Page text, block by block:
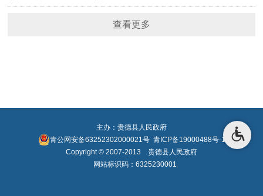
查看更多
主办：贵德县人民政府
青公网安备63252302000021号 青ICP备19000488号-1
Copyright © 2007-2013 贵德县人民政府
网站标识码：6325230001